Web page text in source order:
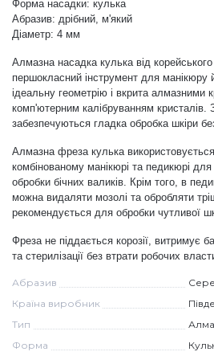
Дезінфекція та стерилізація
Декор для нігтів
Трикутники (каміфубукі)
Наклейки гнучкі лінії
Наліпки гнучкі лінії
Втирки
Бульонки
Блискітки (пісок для
Навчання
Форма насадки: кулька
Абразив: дрібний, м'який
Діаметр: 4 мм
Алмазна насадка кулька від
першокласний інструмент для манікюру
ідеальну геометрію і вкрита алмазними
комп'ютерним калібруванням кристалів.
забезпечуються гладка обробка шкіри
Алмазна фреза кулька
комбінованому манікюрі та педикюрі
обробки бічних валиків. Крім того, в
можна видаляти мозолі та обробляти
рекомендується для обробки чутливої
Фреза не піддається корозії, витримує
та стерилізації без втрати робочих
Абразив
Країна виробник
Тип
Форма